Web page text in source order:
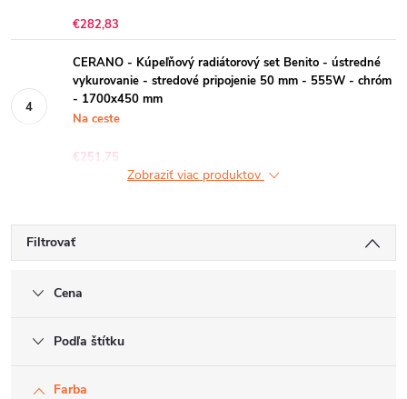
€282,83
CERANO - Kúpeľňový radiátorový set Benito - ústredné
vykurovanie - stredové pripojenie 50 mm - 555W - chróm
- 1700x450 mm
Na ceste
€251,75
Zobraziť viac produktov
Filtrovať
Cena
Podľa štítku
Farba